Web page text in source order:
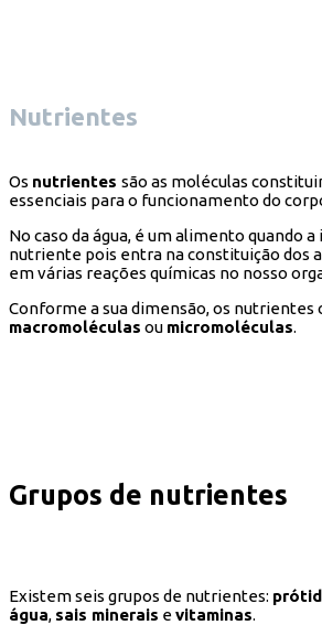
Nutrientes
Os nutrientes são as moléculas
essenciais para o funcionamento do
No caso da água, é um alimento quando
nutriente pois entra na constituição dos
em várias reações químicas no nosso
Conforme a sua dimensão, os nutrientes
macromoléculas ou micromoléculas.
Grupos de nutrientes
Existem seis grupos de nutrientes:
água, sais minerais evitaminas.